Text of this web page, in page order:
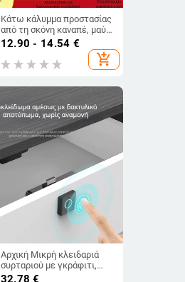
Κάτω κάλυμμα προστασίας
από τη σκόνη καναπέ, μαύρο
ύφασμα αντικατάστασης για
12.90 - 14.54 €
add_shopping_cart
Αρχική Μικρή κλειδαριά
συρταριού με γκράφιτι,
έξυπνη κλειδαριά
32.78 €